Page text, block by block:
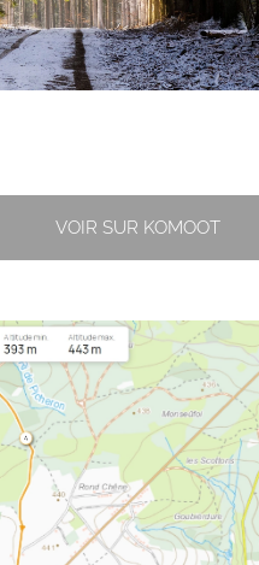
VOIR SUR KOMOOT